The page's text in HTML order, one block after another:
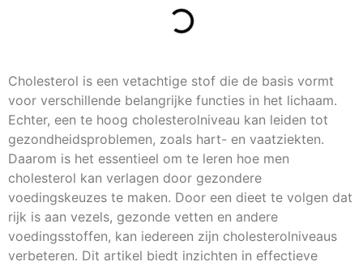
Cholesterol is een vetachtige stof die de basis vormt
voor verschillende belangrijke functies in het lichaam.
Echter, een te hoog cholesterolniveau kan leiden tot
gezondheidsproblemen, zoals hart- en vaatziekten.
Daarom is het essentieel om te leren hoe men
cholesterol kan verlagen door gezondere
voedingskeuzes te maken. Door een dieet te volgen dat
rijk is aan vezels, gezonde vetten en andere
voedingsstoffen, kan iedereen zijn cholesterolniveaus
verbeteren. Dit artikel biedt inzichten in effectieve